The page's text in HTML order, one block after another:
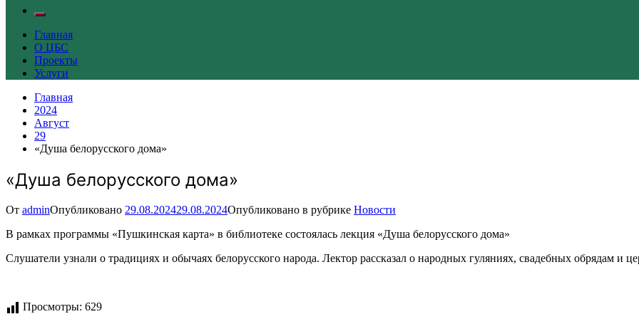
Главная
О ЦБС
Проекты
Услуги
Главная
2024
Август
29
«Душа белорусского дома»
«Душа белорусского дома»
От adminОпубликовано 29.08.202429.08.2024Опубликовано в рубрике Новости
В рамках программы «Пушкинская карта» в библиотеке состоялась лекция «Душа белорусского дома»
Слушатели узнали о традициях и обычаях белорусского народа. Лектор рассказал о народных гуляниях, свадебных обрядам и
Просмотры: 629